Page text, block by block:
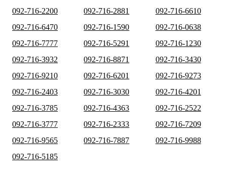
092-716-2200
092-716-2881
092-716-6610
092-716-6470
092-716-1590
092-716-0638
092-716-7777
092-716-5291
092-716-1230
092-716-3932
092-716-8871
092-716-3430
092-716-9210
092-716-6201
092-716-9273
092-716-2403
092-716-3030
092-716-4201
092-716-3785
092-716-4363
092-716-2522
092-716-3777
092-716-2333
092-716-7209
092-716-9565
092-716-7887
092-716-9988
092-716-5185